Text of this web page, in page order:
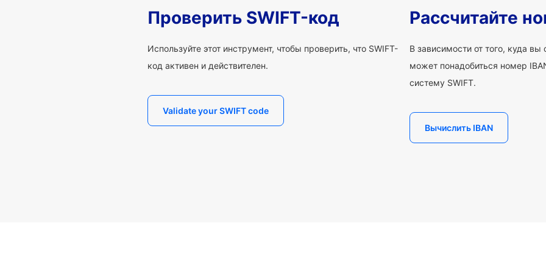
Проверить SWIFT-код
Используйте этот инструмент, чтобы проверить, что SWIFT-
код активен и действителен.
Validate your SWIFT code
Рассчитайте
В зависимости от того, куда вы
может понадобиться номер
систему SWIFT.
Вычислить IBAN